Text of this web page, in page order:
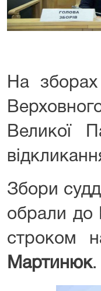
На зборах
Великої
Збори
обрали до
строком
Мартинюк.